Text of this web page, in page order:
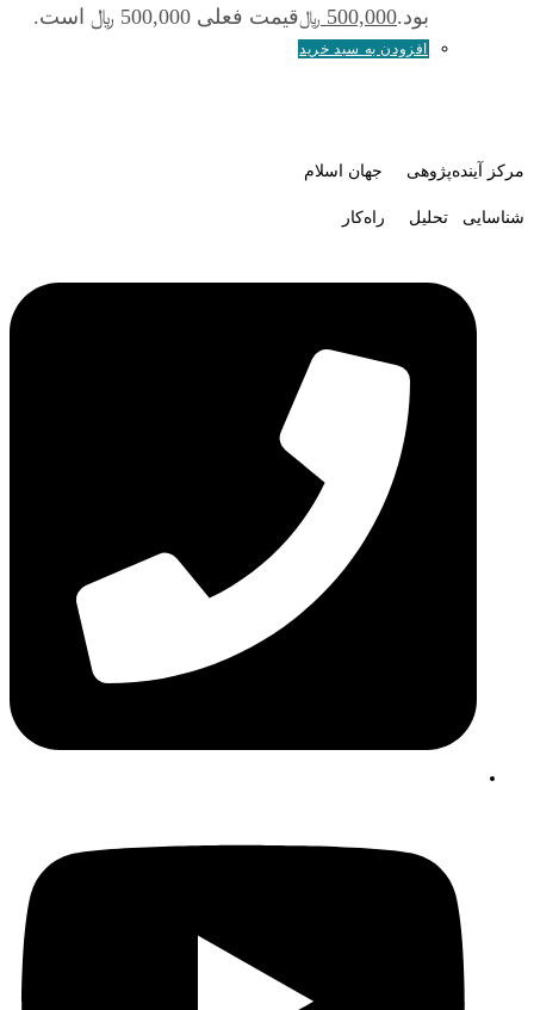
بود.500,000 ﷼قیمت فعلی 500,000 ﷼ است.
افزودن به سبد خرید
مرکز آینده‌پژوهی جهان اسلام
شناسایی تحلیل راه‌کار